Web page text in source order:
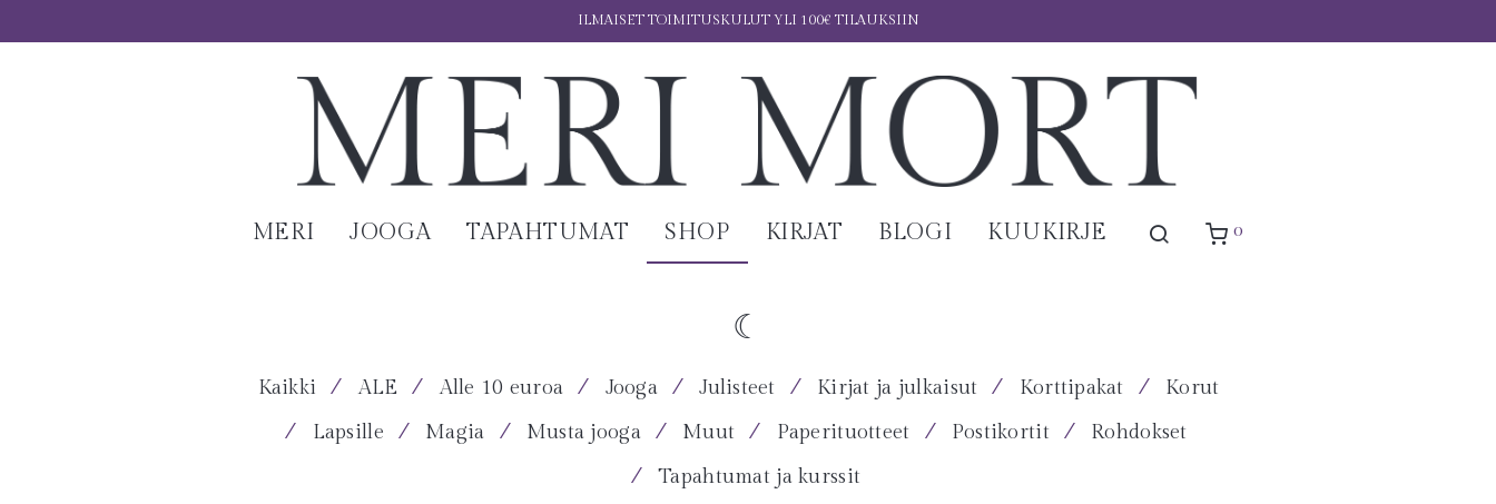
ILMAISET TOIMITUSKULUT YLI 100€ TILAUKSIIN
MERI JOOGA TAPAHTUMAT SHOP KIRJAT BLOGI KUUKIRJE 0
Kaikki ⁄ ALE ⁄ Alle 10 euroa ⁄ Jooga ⁄ Julisteet ⁄ Kirjat ja julkaisut ⁄ Korttipakat ⁄ Korut
⁄ Lapsille ⁄ Magia ⁄ Musta jooga ⁄ Muut ⁄ Paperituotteet ⁄ Postikortit ⁄ Rohdokset
⁄ Tapahtumat ja kurssit